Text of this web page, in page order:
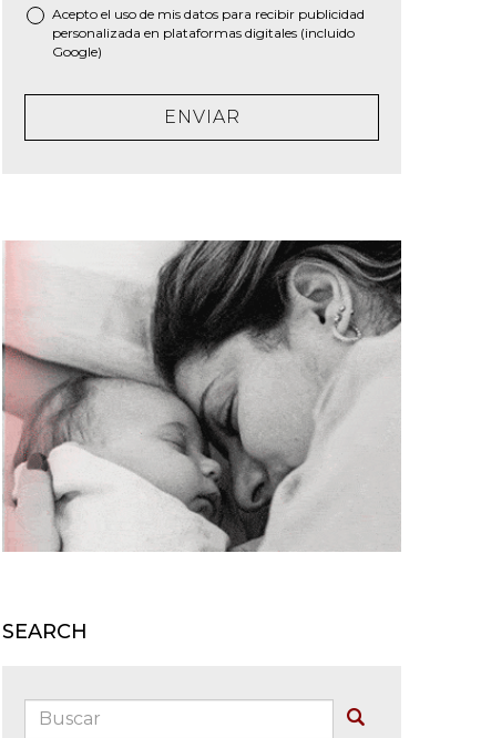
Acepto el uso de mis datos para recibir publicidad
personalizada en plataformas digitales (incluido
Google)
ENVIAR
SEARCH
Buscar: